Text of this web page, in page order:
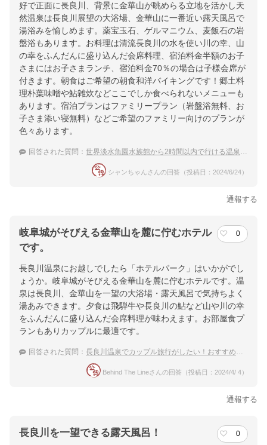
好で正面に長良川、背景に金華山が眺めらる立地を活かし天
然温泉は長良川展望の大浴場、金華山に一番近い露天風呂で
湯浴みを愉しめます。薬宝玉石、ゲルマニウム、麦飯石の岩
盤浴もあります。お料理は清流長良川の水を使い川の幸、山
の幸をふんだんに盛り込んだ会席料理、宿泊料金半額のお子
さまにはお子さまランチ、宿泊料金70％の場合は子様会席が
付きます。朝食はご希望の朝食和洋バイキングです！郷土料
理朴葉味噌や鮎雑炊などここでしか食べられないメニューも
あります。宿泊プランはファミリープラン（岩盤浴無料、お
子さま添い寝無料）などご希望のファミリー向けのプランが
色々あります。
回答された質問： 世界淡水魚園水族館から2時間以内で行ける温泉宿のおすすめは？
シャンちゃんさんの回答（投稿日：2024/6/24）
通報する
岐阜城がそびえる金華山を麓に佇むホテル
です。
0
長良川温泉にお越しでしたら「ホテルパーク」はいかがでし
ょうか。岐阜城がそびえる金華山を麓に佇むホテルです。温
泉は長良川、金華山を一望の大浴場・露天風呂で気持ちよく
湯あみできます。夕食は飛騨牛や長良川の鮎など山や川の幸
をふんだんに盛り込んだ会席料理が味わえます。お部屋食プ
ランもありカップルに最適です。
回答された質問： 長良川温泉でカップル旅行がしたい！おすすめの温泉宿を教えてもらえませんか？
Behind The Lineさんの回答（投稿日：2024/4/ 4）
通報する
長良川を一望できる露天風呂！ 0